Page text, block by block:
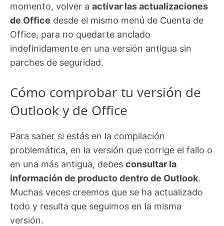
momento, volver a activar las actualizaciones
de Office desde el mismo menú de Cuenta de
Office, para no quedarte anclado
indefinidamente en una versión antigua sin
parches de seguridad.
Cómo comprobar tu versión de
Outlook y de Office
Para saber si estás en la compilación
problemática, en la versión que corrige el fallo o
en una más antigua, debes consultar la
información de producto dentro de Outlook.
Muchas veces creemos que se ha actualizado
todo y resulta que seguimos en la misma
versión.